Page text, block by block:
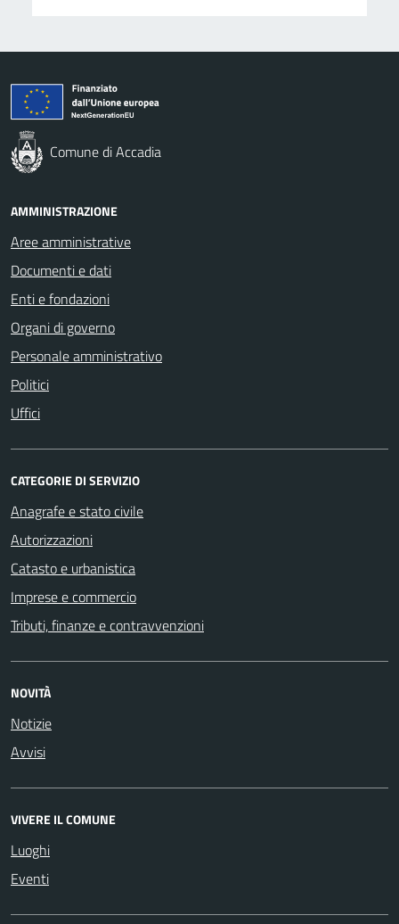
Comune di Accadia
AMMINISTRAZIONE
Aree amministrative
Documenti e dati
Enti e fondazioni
Organi di governo
Personale amministrativo
Politici
Uffici
CATEGORIE DI SERVIZIO
Anagrafe e stato civile
Autorizzazioni
Catasto e urbanistica
Imprese e commercio
Tributi, finanze e contravvenzioni
NOVITÀ
Notizie
Avvisi
VIVERE IL COMUNE
Luoghi
Eventi